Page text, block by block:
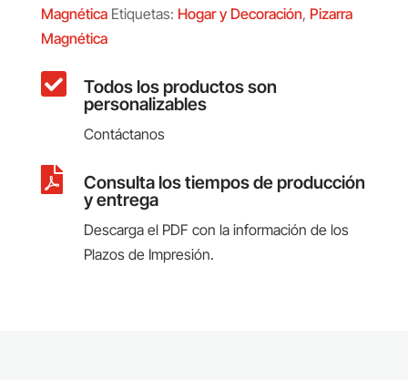
Magnética Etiquetas: Hogar y Decoración, Pizarra
Magnética
 Todos los productos son
personalizables
Contáctanos
 Consulta los tiempos de producción
y entrega
Descarga el PDF con la información de los
Plazos de Impresión.